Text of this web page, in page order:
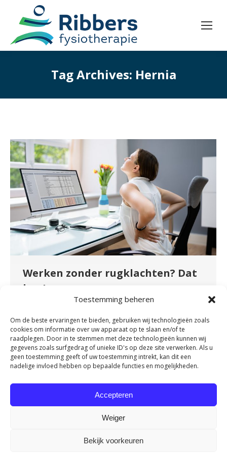
Toestemming beheren
Om de beste ervaringen te bieden, gebruiken wij technologieën zoals
cookies om informatie over uw apparaat op te slaan en/of te
raadplegen. Door in te stemmen met deze technologieën kunnen wij
gegevens zoals surfgedrag of unieke ID's op deze site verwerken. Als u
geen toestemming geeft of uw toestemming intrekt, kan dit een
nadelige invloed hebben op bepaalde functies en mogelijkheden.
Accepteren
Weiger
Bekijk voorkeuren
Tag Archives: Hernia
Werken zonder rugklachten? Dat
kan!
november 16, 2023
Heb je een zittend beroep of maak je veel en
vaak dezelfde bewegingen tijdens je werk? Heb
je daarom regelmatig last van je rug? Heel
herkenbaar en onnodig! Door onze
samenwerking met OriGENE kunnen we nu het
Rug Vitaliteit Programma aanbieden. Dit
programma is een bewezen effectieve methode
om werkend Nederland van een vitale rug…